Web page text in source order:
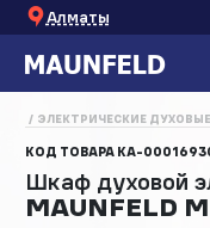
Алматы
ЭЛЕКТРИЧЕСКИЕ
КОД ТОВАРА КА-
Шкаф духовой
MAUNFELD